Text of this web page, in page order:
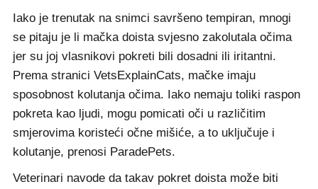
Iako je trenutak na snimci savršeno tempiran, mnogi
se pitaju je li mačka doista svjesno zakolutala očima
jer su joj vlasnikovi pokreti bili dosadni ili iritantni.
Prema stranici VetsExplainCats, mačke imaju
sposobnost kolutanja očima. Iako nemaju toliki raspon
pokreta kao ljudi, mogu pomicati oči u različitim
smjerovima koristeći očne mišiće, a to uključuje i
kolutanje, prenosi ParadePets.
Veterinari navode da takav pokret doista može biti